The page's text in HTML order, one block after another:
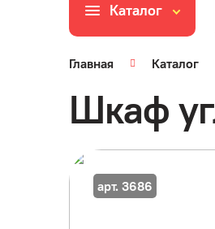
Каталог
Главная Каталог
Шкаф
арт. 3686